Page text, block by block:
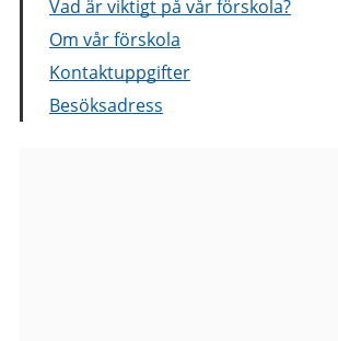
Vad är viktigt på vår förskola?
Om vår förskola
Kontaktuppgifter
Besöksadress